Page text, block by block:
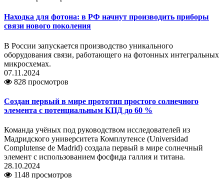
Находка для фотона: в РФ начнут производить приборы
связи нового поколения
В России запускается производство уникального
оборудования связи, работающего на фотонных интегральных
микросхемах.
07.11.2024
828 просмотров
Создан первый в мире прототип простого солнечного
элемента с потенциальным КПД до 60 %
Команда учёных под руководством исследователей из
Мадридского университета Комплутенсе (Universidad
Complutense de Madrid) создала первый в мире солнечный
элемент с использованием фосфида галлия и титана.
28.10.2024
1148 просмотров